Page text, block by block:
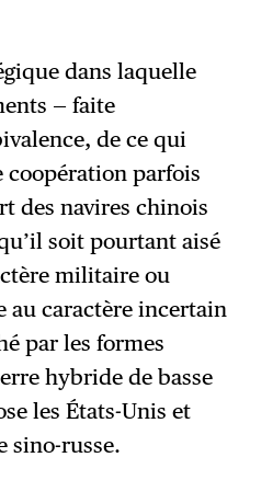
dans laquelle
— faite
de ce qui
coopération parfois
des navires chinois
soit pourtant aisé
militaire ou
au caractère incertain
par les formes
hybride de basse
les États-Unis et
sino-russe.